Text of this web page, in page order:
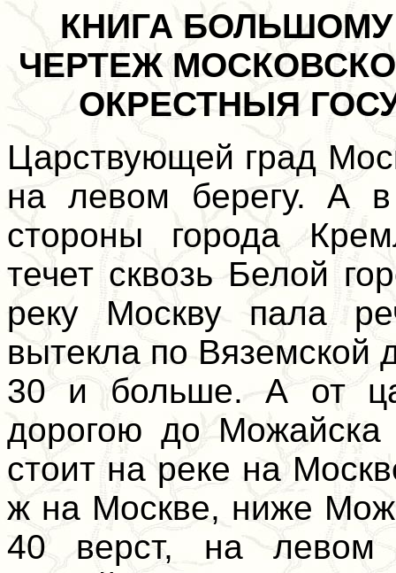
КНИГА БОЛЬШОМУ
ЧЕРТЕЖ
ОКРЕСТНЫЯ
Царствующей град
на левом берегу. А
стороны города
течет сквозь Белой
реку Москву пала
вытекла по Вяземской
30 и больше. А от
дорогою до
стоит на реке на
ж на Москве, ниже
40 верст, на левом